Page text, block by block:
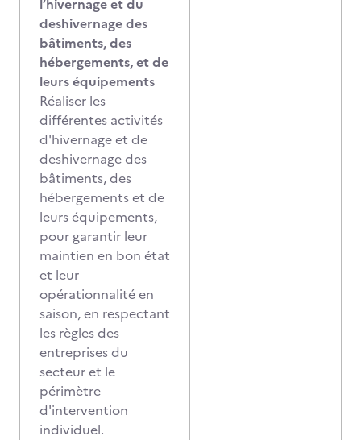
l’hivernage et du
deshivernage des
bâtiments, des
hébergements, et de
leurs équipements
Réaliser les
différentes activités
d'hivernage et de
deshivernage des
bâtiments, des
hébergements et de
leurs équipements,
pour garantir leur
maintien en bon état
et leur
opérationnalité en
saison, en respectant
les règles des
entreprises du
secteur et le
périmètre
d'intervention
individuel.